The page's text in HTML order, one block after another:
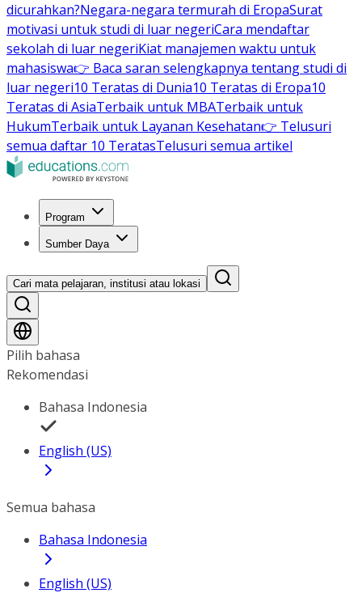
dicurahkan?Negara-negara termurah di EropaSurat
motivasi untuk studi di luar negeriCara mendaftar
sekolah di luar negeriKiat manajemen waktu untuk
mahasiswa👉 Baca saran selengkapnya tentang studi di
luar negeri10 Teratas di Dunia10 Teratas di Eropa10
Teratas di AsiaTerbaik untuk MBATerbaik untuk
HukumTerbaik untuk Layanan Kesehatan👉 Telusuri
semua daftar 10 TeratasTelusuri semua artikel
Program
Sumber Daya
Cari mata pelajaran, institusi atau lokasi
Pilih bahasa
Rekomendasi
Bahasa Indonesia
English (US)
Semua bahasa
Bahasa Indonesia
English (US)